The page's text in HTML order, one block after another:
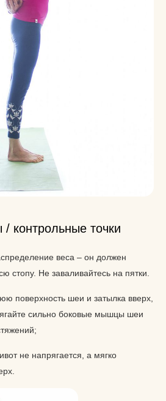
/ контрольные точки
веса – он должен
стопу. Не заваливайтесь на пятки.
поверхность шеи и затылка вверх,
сильно боковые мышцы шеи
не напрягается, а мягко